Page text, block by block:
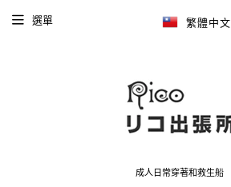
成人日常穿著和救生船
繁體中文
選單